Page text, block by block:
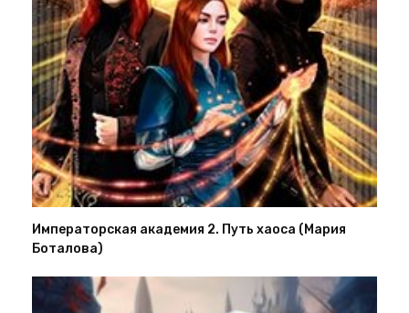
Императорская академия 2. Путь хаоса (Мария
Боталова)